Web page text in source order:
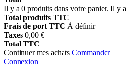
Il y a 0 produits dans votre panier. Il y a
Total produits TTC
Frais de port TTC À définir
Taxes 0,00 €
Total TTC
Continuer mes achats Commander
Connexion